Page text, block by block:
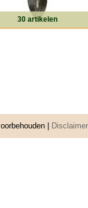
30 artikelen
| Disclaimer